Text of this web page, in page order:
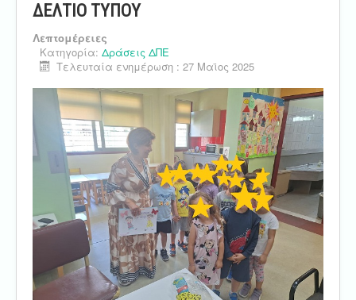
ΔΕΛΤΙΟ ΤΥΠΟΥ
Λεπτομέρειες
Κατηγορία: Δράσεις ΔΠΕ
Τελευταία ενημέρωση : 27 Μαϊος 2025